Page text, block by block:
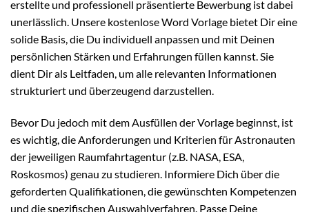
erstellte und professionell präsentierte Bewerbung ist dabei
unerlässlich. Unsere kostenlose Word Vorlage bietet Dir eine
solide Basis, die Du individuell anpassen und mit Deinen
persönlichen Stärken und Erfahrungen füllen kannst. Sie
dient Dir als Leitfaden, um alle relevanten Informationen
strukturiert und überzeugend darzustellen.
Bevor Du jedoch mit dem Ausfüllen der Vorlage beginnst, ist
es wichtig, die Anforderungen und Kriterien für Astronauten
der jeweiligen Raumfahrtagentur (z.B. NASA, ESA,
Roskosmos) genau zu studieren. Informiere Dich über die
geforderten Qualifikationen, die gewünschten Kompetenzen
und die spezifischen Auswahlverfahren. Passe Deine